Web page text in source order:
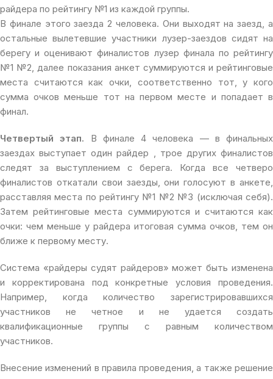
райдера по рейтингу №1 из каждой группы.
В финале этого заезда 2 человека. Они выходят на заезд, а
остальные вылетевшие участники лузер-заездов сидят на
берегу и оценивают финалистов лузер финала по рейтингу
№1 №2, далее показания анкет суммируются и рейтинговые
места считаются как очки, соответственно тот, у кого
сумма очков меньше тот на первом месте и попадает в
финал.
Четвертый этап. В финале 4 человека — в финальных
заездах выступает один райдер , трое других финалистов
следят за выступлением с берега. Когда все четверо
финалистов откатали свои заезды, они голосуют в анкете,
расставляя места по рейтингу №1 №2 №3 (исключая себя).
Затем рейтинговые места суммируются и считаются как
очки: чем меньше у райдера итоговая сумма очков, тем он
ближе к первому месту.
Система «райдеры судят райдеров» может быть изменена
и корректирована под конкретные условия проведения.
Например, когда количество зарегистрировавшихся
участников не четное и не удается создать
квалификационные группы с равным количеством
участников.
Внесение изменений в правила проведения, а также решение